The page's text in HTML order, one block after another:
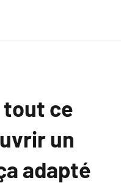
tout ce
un
adapté